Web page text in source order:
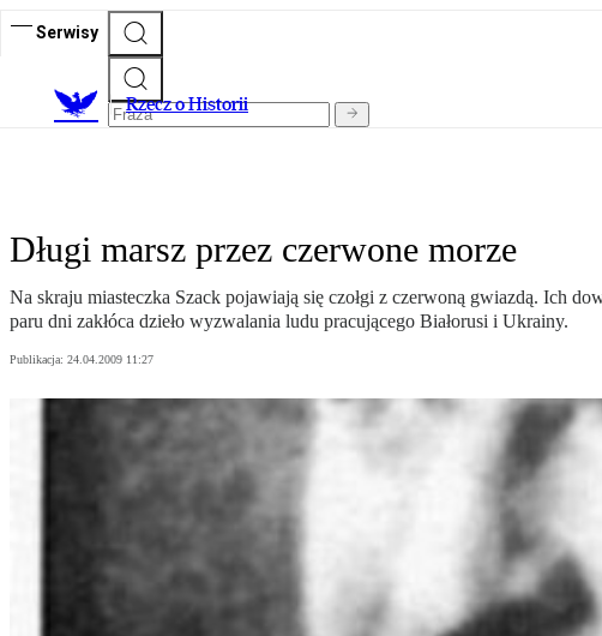
Serwisy
Rzecz o Historii
Długi marsz przez czerwone morze
Na skraju miasteczka Szack pojawiają się czołgi z czerwoną gwiazdą. Ich
paru dni zakłóca dzieło wyzwalania ludu pracującego Białorusi i Ukrainy.
Publikacja: 24.04.2009 11:27